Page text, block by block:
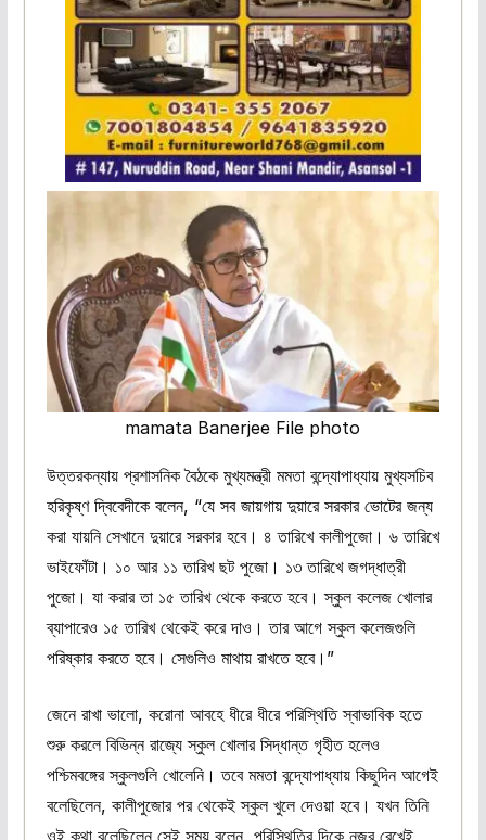
mamata Banerjee File photo
উত্তরকন্যায় প্রশাসনিক বৈঠকে মুখ্যমন্ত্রী মমতা বন্দ্যোপাধ্যায় মুখ্যসচিব
হরিকৃষ্ণ দ্বিবেদীকে বলেন, “যে সব জায়গায় দুয়ারে সরকার ভোটের জন্য
করা যায়নি সেখানে দুয়ারে সরকার হবে। ৪ তারিখে কালীপুজো। ৬ তারিখে
ভাইফোঁটা। ১০ আর ১১ তারিখ ছট পুজো। ১৩ তারিখে জগদ্ধাত্রী
পুজো। যা করার তা ১৫ তারিখ থেকে করতে হবে। স্কুল কলেজ খোলার
ব্যাপারেও ১৫ তারিখ থেকেই করে দাও। তার আগে স্কুল কলেজগুলি
পরিষ্কার করতে হবে। সেগুলিও মাথায় রাখতে হবে।”
জেনে রাখা ভালো, করোনা আবহে ধীরে ধীরে পরিস্থিতি স্বাভাবিক হতে
শুরু করলে বিভিন্ন রাজ্যে স্কুল খোলার সিদ্ধান্ত গৃহীত হলেও
পশ্চিমবঙ্গের স্কুলগুলি খোলেনি। তবে মমতা বন্দ্যোপাধ্যায় কিছুদিন আগেই
বলেছিলেন, কালীপুজোর পর থেকেই স্কুল খুলে দেওয়া হবে। যখন তিনি
ওই কথা বলেছিলেন সেই সময় বলেন, পরিস্থিতির দিকে নজর রেখেই